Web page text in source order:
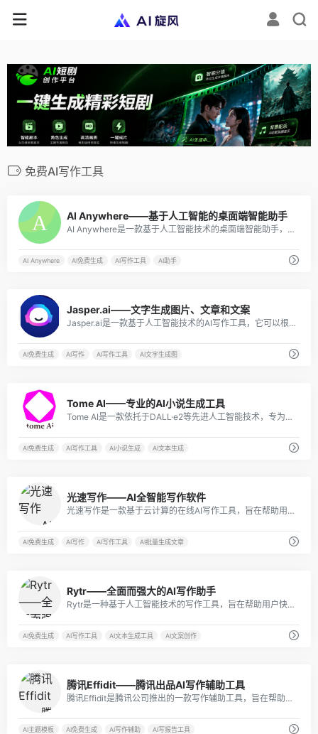
免费AI写作工具
AI Anywhere——基于人工智能的桌面端智能助手
AI Anywhere是一款基于人工智能技术的桌面端智能助手，旨在为广大的用户提供高效便捷的AI助手服务，可以支持翻译、润色、解释选中的文本等功能。
AI Anywhere AI免费生成 AI写作工具 AI助手
Jasper.ai——文字生成图片、文章和文案
Jasper.ai是一款基于人工智能技术的AI写作工具，它可以根据用户输入的文字和需求，自动生成符合要求的文章、文案和图片。
AI免费生成 AI写作 AI写作工具 AI文字生成图
Tome AI——专业的AI小说生成工具
Tome AI是一款依托于DALL·e2等先进人工智能技术，专为创意和故事性探索设计的工具。它能够在几秒钟内，根据您输入的提示，生成完整的叙述，帮助您解锁最佳作品的创作灵感。
AI免费生成 AI写作工具 AI小说生成 AI文本生成
光速写作——AI全智能写作软件
光速写作是一款基于云计算的在线AI写作工具，旨在帮助用户快速创作高质量的文章。
AI免费生成 AI写作 AI写作工具 AI批量生成文章
Rytr——全面而强大的AI写作助手
Rytr是一种基于人工智能技术的写作工具，旨在帮助用户快速、轻松地创建高质量、独特的内容。它适用于各种场景，包括社交媒体、营销、新闻报道、产品描述等。
AI免费生成 AI写作工具 AI文本生成工具 AI文案创作
腾讯Effidit——腾讯出品AI写作辅助工具
腾讯Effidit是腾讯公司推出的一款写作辅助工具，旨在帮助用户更高效地写作、编辑和管理文章。
AI主题模板 AI免费生成 AI写作辅助 AI写报告工具